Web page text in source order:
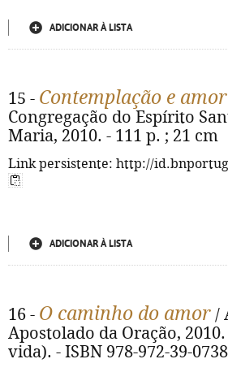
ADICIONAR À LISTA
15 - Contemplação e amor
Congregação do Espírito
Maria, 2010. - 111 p. ; 21 cm
Link persistente: http://
ADICIONAR À LISTA
16 - O caminho do amor /
Apostolado da Oração,
vida). - ISBN 978-972-39-